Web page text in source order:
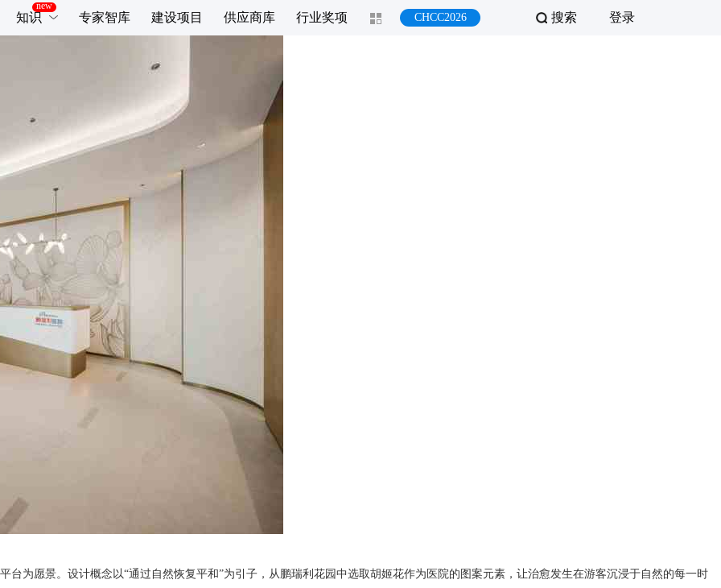
登录
搜索
知识 专家智库 建设项目 供应商库 行业奖项 CHCC2026
为愿景。设计概念以“通过自然恢复平和”为引子，从鹏瑞利花园中选取胡姬花作为医院的图案元素，让治愈发生在游客沉浸于自然的每一时